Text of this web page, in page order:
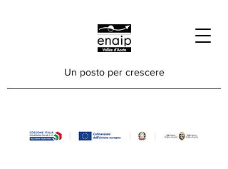
Un posto per crescere